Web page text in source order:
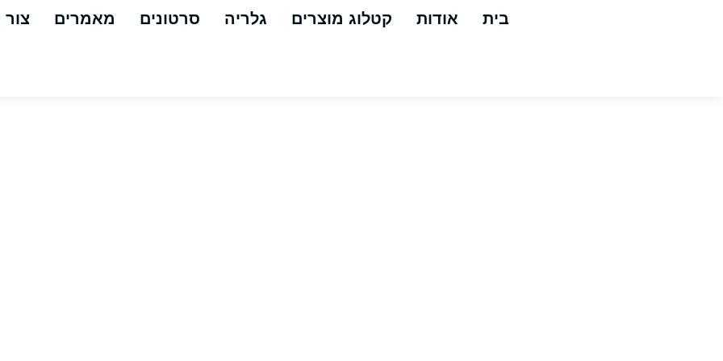
בית אודות קטלוג מוצרים גלריה סרטונים מאמרים